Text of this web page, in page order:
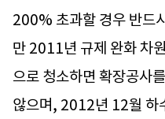
200% 초과할 경우 반드
만 2011년 규제 완화 차
으로 청소하면 확장공사
않으며, 2012년 12월 하